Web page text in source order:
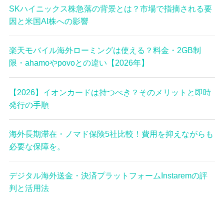
SKハイニックス株急落の背景とは？市場で指摘される要
因と米国AI株への影響
楽天モバイル海外ローミングは使える？料金・2GB制
限・ahamoやpovoとの違い【2026年】
【2026】イオンカードは持つべき？そのメリットと即時
発行の手順
海外長期滞在・ノマド保険5社比較！費用を抑えながらも
必要な保障を。
デジタル海外送金・決済プラットフォームInstaremの評
判と活用法